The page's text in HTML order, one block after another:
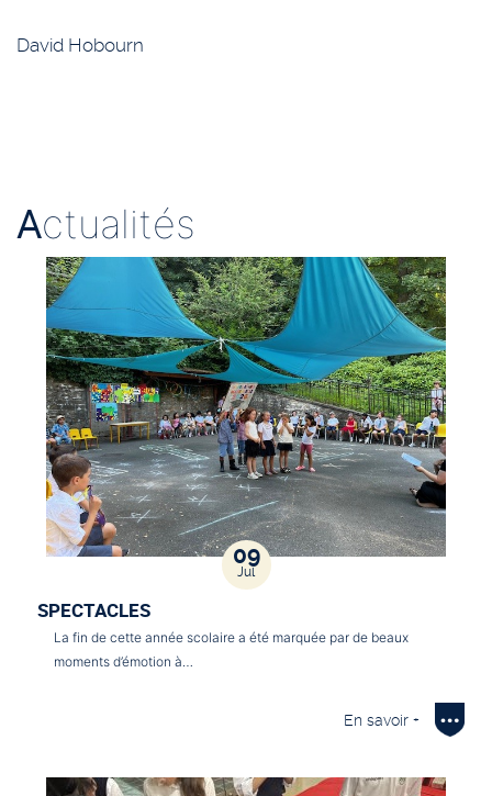
David Hobourn
Actualités
09
Jul
SPECTACLES
La fin de cette année scolaire a été marquée par de beaux
moments d’émotion à…
En savoir +